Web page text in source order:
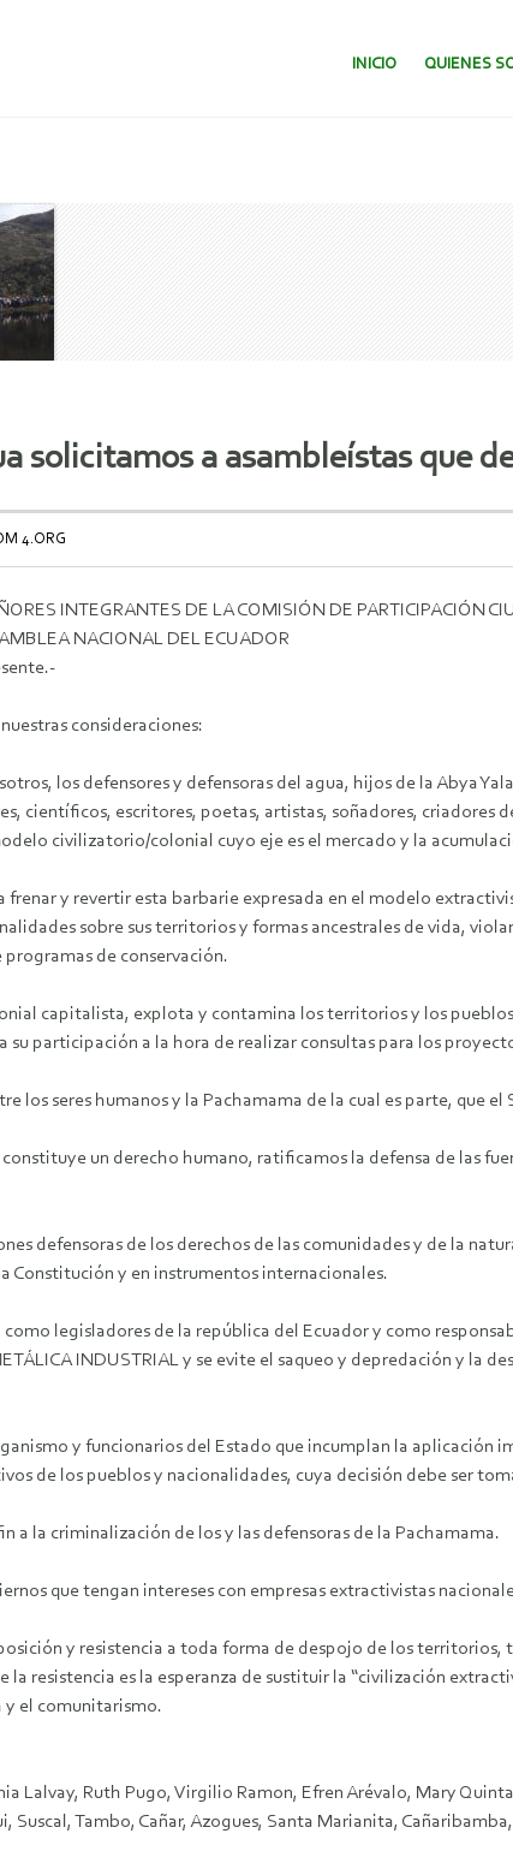
SALTAR AL
INICIO QUIENES
solicitamos a asambleístas que
4.ORG
INTEGRANTES DE LA COMISIÓN DE PARTICIPACIÓN
NACIONAL DEL ECUADOR
nuestras consideraciones:
los defensores y defensoras del agua, hijos de la Abya
científicos, escritores, poetas, artistas, soñadores, criadores
civilizatorio/colonial cuyo eje es el mercado y la
frenar y revertir esta barbarie expresada en el modelo
sobre sus territorios y formas ancestrales de vida,
de conservación.
capitalista, explota y contamina los territorios y los
participación a la hora de realizar consultas para los
los seres humanos y la Pachamama de la cual es parte, que
un derecho humano, ratificamos la defensa de las
defensoras de los derechos de las comunidades y de la
Constitución y en instrumentos internacionales.
legisladores de la república del Ecuador y como
INDUSTRIAL y se evite el saqueo y depredación y la
y funcionarios del Estado que incumplan la
de los pueblos y nacionalidades, cuya decisión debe ser
a la criminalización de los y las defensoras de la Pachamama.
que tengan intereses con empresas extractivistas
y resistencia a toda forma de despojo de los territorios,
resistencia es la esperanza de sustituir la “civilización
y el comunitarismo.
Lalvay, Ruth Pugo, Virgilio Ramon, Efren Arévalo, Mary
Suscal, Tambo, Cañar, Azogues, Santa Marianita,